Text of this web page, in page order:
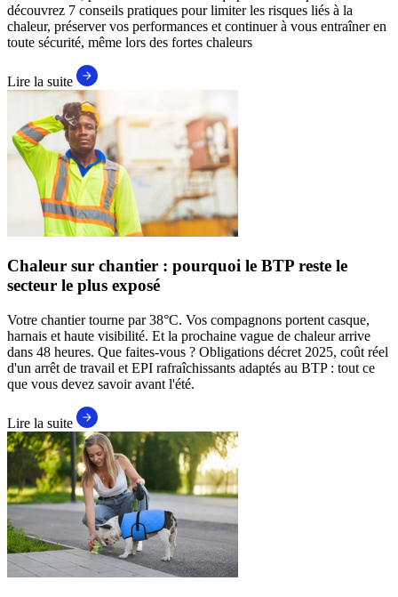
découvrez 7 conseils pratiques pour limiter les risques liés à la
chaleur, préserver vos performances et continuer à vous entraîner en
toute sécurité, même lors des fortes chaleurs
Lire la suite
Chaleur sur chantier : pourquoi le BTP reste le
secteur le plus exposé
Votre chantier tourne par 38°C. Vos compagnons portent casque,
harnais et haute visibilité. Et la prochaine vague de chaleur arrive
dans 48 heures. Que faites-vous ? Obligations décret 2025, coût réel
d'un arrêt de travail et EPI rafraîchissants adaptés au BTP : tout ce
que vous devez savoir avant l'été.
Lire la suite